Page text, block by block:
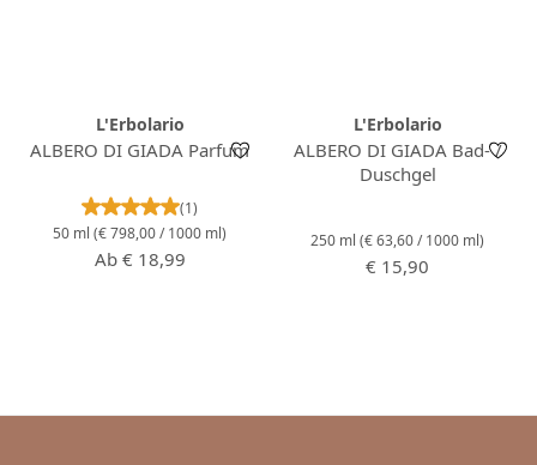
L'Erbolario
ALBERO DI GIADA Parfum
Durchschnittliche Bewertung von 5 von 5
(1)
50 ml (€ 798,00 / 1000 ml)
Regulärer Preis:
Ab € 18,99
L'Erbolario
ALBERO DI GIADA Bad- /
Duschgel
250 ml (€ 63,60 / 1000 ml)
Regulärer Preis:
€ 15,90